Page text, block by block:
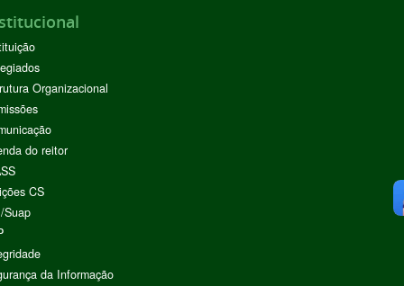
Organizacional
do reitor
CS
Suap
da Informação